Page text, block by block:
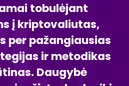
tobulėjant
į kriptovaliutas,
per pažangiausias
ir metodikas
Daugybė